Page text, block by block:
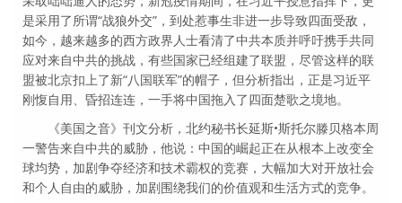
是采用了所谓“战狼外交”，到处惹事生非进一步导致四面受敌，
如今，越来越多的西方政界人士看清了中共本质并呼吁携手共同
应对来自中共的挑战，有些国家已经组建了联盟，尽管这样的联
盟被北京扣上了新“八国联军”的帽子，但分析指出，正是习近平
刚愎自用、昏招连连，一手将中国拖入了四面楚歌之境地。
《美国之音》刊文分析，北约秘书长延斯•斯托尔滕贝格本周
一警告来自中共的威胁，他说：中国的崛起正在从根本上改变全
球均势，加剧争夺经济和技术霸权的竞赛，大幅加大对开放社会
和个人自由的威胁，加剧围绕我们的价值观和生活方式的竞争。